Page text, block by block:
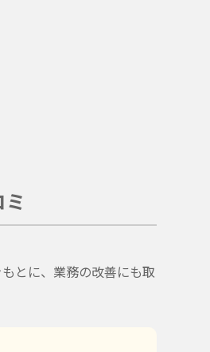
とに、業務の改善にも取